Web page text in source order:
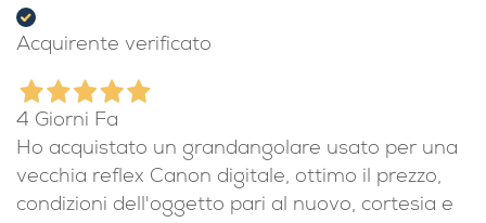
Acquirente verificato
4 Giorni Fa
Ho acquistato un grandangolare usato per una
vecchia reflex Canon digitale, ottimo il prezzo,
condizioni dell'oggetto pari al nuovo, cortesia e